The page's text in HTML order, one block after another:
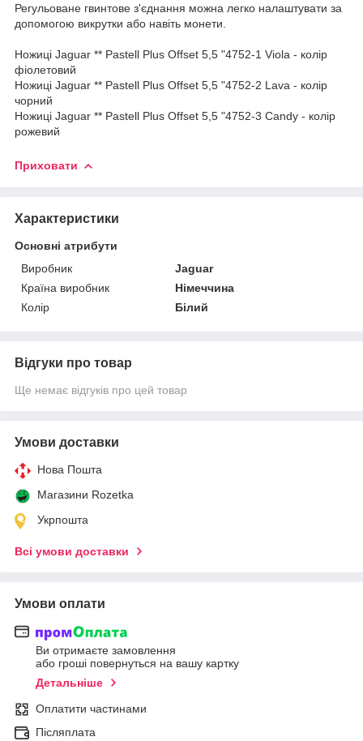
Регульоване гвинтове з'єднання можна легко налаштувати за
допомогою викрутки або навіть монети.
Ножиці Jaguar ** Pastell Plus Offset 5,5 "4752-1 Viola - колір
фіолетовий
Ножиці Jaguar ** Pastell Plus Offset 5,5 "4752-2 Lava - колір
чорний
Ножиці Jaguar ** Pastell Plus Offset 5,5 "4752-3 Candy - колір
рожевий
Приховати
Характеристики
Основні атрибути
Виробник
Jaguar
Країна виробник
Німеччина
Колір
Білий
Відгуки про товар
Ще немає відгуків про цей товар
Умови доставки
Нова Пошта
Магазини Rozetka
Укрпошта
Всі умови доставки
Умови оплати
Ви отримаєте замовлення
або гроші повернуться на вашу картку
Детальніше
Оплатити частинами
Післяплата